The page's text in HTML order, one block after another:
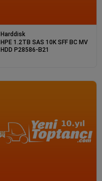
Harddisk
HPE 1.2TB SAS 10K SFF BC MV
HDD P28586-B21